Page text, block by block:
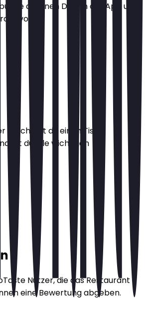
dir einen Deal in der App und
vor.
möchtest du einen Tisch
du alle wichtigen
Nutzer, die das Restaurant
eine Bewertung abgeben.